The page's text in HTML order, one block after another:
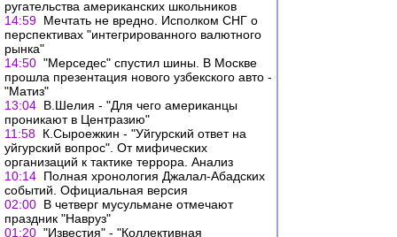
ругательства американских школьников
14:59 Мечтать не вредно. Исполком СНГ о
перспективах "интегрированного валютного
рынка"
14:50 "Мерседес" спустил шины. В Москве
прошла презентация нового узбекского авто -
"Матиз"
13:04 В.Шелия - "Для чего американцы
проникают в Центразию"
11:58 К.Сыроежкин - "Уйгурский ответ на
уйгурский вопрос". От мифических
организаций к тактике террора. Анализ
10:14 Полная хронология Джалал-Абадских
событий. Официальная версия
02:00 В четверг мусульмане отмечают
праздник "Навруз"
01:20 "Известия" - "Коллективная